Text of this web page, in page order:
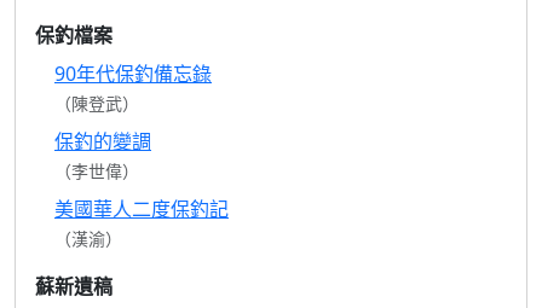
保釣檔案
90年代保釣備忘錄
（陳登武）
保釣的變調
（李世偉）
美國華人二度保釣記
（漢渝）
蘇新遺稿